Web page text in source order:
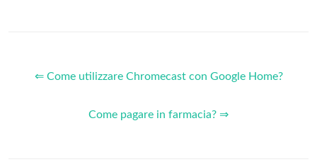
⇐ Come utilizzare Chromecast con Google Home?
Come pagare in farmacia? ⇒